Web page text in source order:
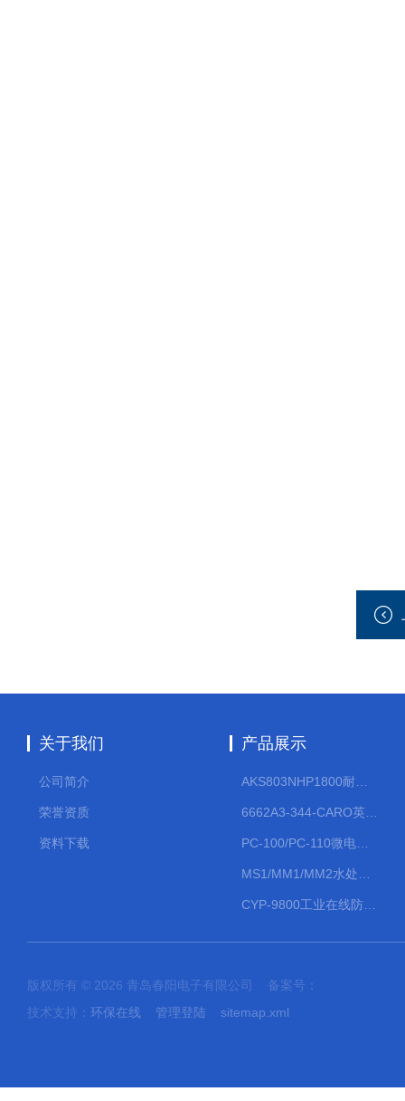
关于我们
公司简介
荣誉资质
资料下载
产品展示
版权所有 © 2026 青岛春阳电子有限公司 备案号：
技术支持： 环保在线 管理登陆 sitemap.xml